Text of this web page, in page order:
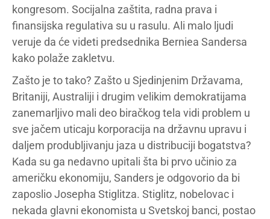
kongresom. Socijalna zaštita, radna prava i
finansijska regulativa su u rasulu. Ali malo ljudi
veruje da će videti predsednika Berniea Sandersa
kako polaže zakletvu.
Zašto je to tako? Zašto u Sjedinjenim Državama,
Britaniji, Australiji i drugim velikim demokratijama
zanemarljivo mali deo biračkog tela vidi problem u
sve jačem uticaju korporacija na državnu upravu i
daljem produbljivanju jaza u distribuciji bogatstva?
Kada su ga nedavno upitali šta bi prvo učinio za
američku ekonomiju, Sanders je odgovorio da bi
zaposlio Josepha Stiglitza. Stiglitz, nobelovac i
nekada glavni ekonomista u Svetskoj banci, postao